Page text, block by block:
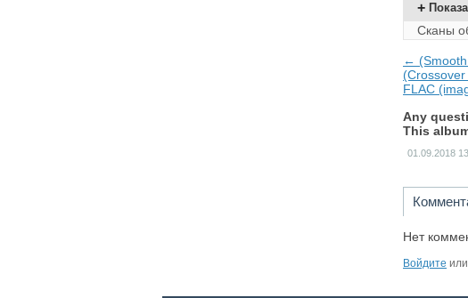
Сканы
← (Smooth
FLAC
Any
This
01.09.2018
Нет
Войдите или